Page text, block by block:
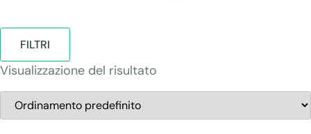
FILTRI
Visualizzazione del risultato